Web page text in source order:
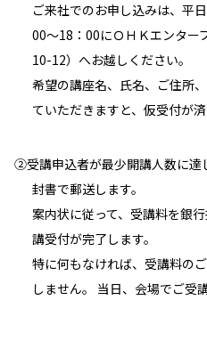
ご来社でのお申し込みは、平
00～18：00にＯＨＫエンター
10-12）へお越しください。
希望の講座名、氏名、ご住所
ていただきますと、仮受付が済
②受講申込者が最少開講人数に達
封書で郵送します。
案内状に従って、受講料を銀
講受付が完了します。
特に何もなければ、受講料の
しません。 当日、会場でご受